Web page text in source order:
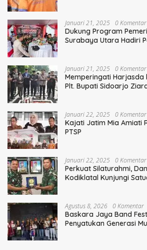
Januari 21, 2025 0 Komentar
Dukung Program
Surabaya Utara Hadiri
Januari 21, 2025 0 Komentar
Memperingati Harjasda
Plt. Bupati Sidoarjo
Januari 22, 2025 0 Komentar
Kajati Jatim Mia Amiati
PTSP
Januari 22, 2025 0 Komentar
Perkuat Silaturahmi,
Kodiklatal Kunjungi
Agustus 8, 2026 0 Komentar
Baskara Jaya Band
Penyatukan Generasi